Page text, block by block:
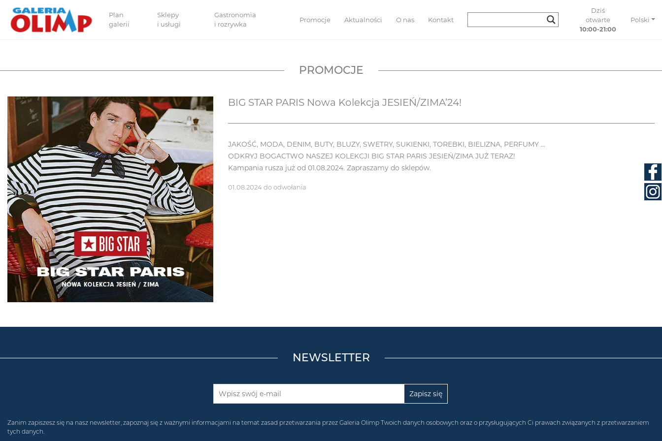
Plan
galerii
Sklepy
i usługi
Gastronomia
i rozrywka
Promocje Aktualności O nas Kontakt
Dziś
otwarte
10:00-21:00
Polski
PROMOCJE
BIG STAR PARIS Nowa Kolekcja JESIEŃ/ZIMA’24!
JAKOŚĆ, MODA, DENIM, BUTY, BLUZY, SWETRY, SUKIENKI, TOREBKI, BIELIZNA, PERFUMY …
ODKRYJ BOGACTWO NASZEJ KOLEKCJI BIG STAR PARIS JESIEŃ/ZIMA JUŻ TERAZ!
Kampania rusza już od 01.08.2024. Zapraszamy do sklepów.
01.08.2024 do odwołania
NEWSLETTER
Zanim zapiszesz się na nasz newsletter, zapoznaj się z ważnymi informacjami na temat zasad przetwarzania przez Galeria Olimp Twoich danych osobowych oraz o przysługujących Ci prawach związanych z przetwarzaniem
tych danych.